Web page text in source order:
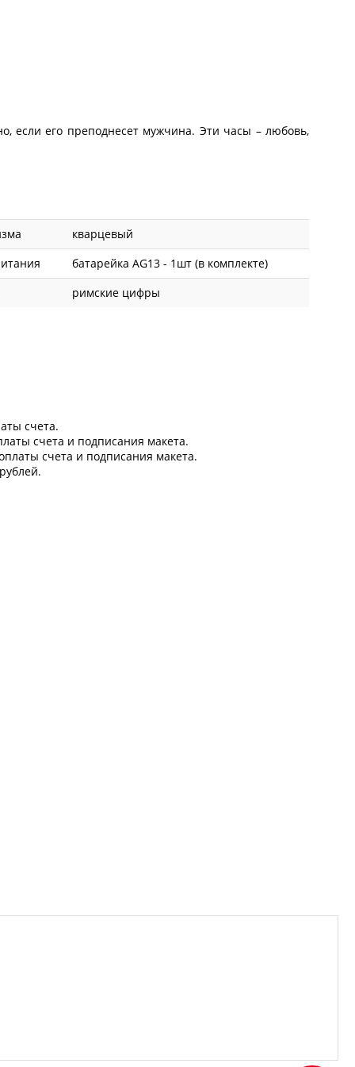
если его преподнесет мужчина. Эти часы – любовь,
кварцевый
батарейка AG13 - 1шт (в комплекте)
римские цифры
счета.
счета и подписания макета.
счета и подписания макета.